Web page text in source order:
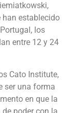
han establecido
los
entre 12 y 24
Cato Institute,
ser una forma
en que la
poder con la